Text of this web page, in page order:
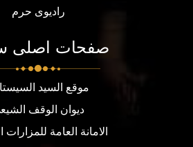
رادیوی حرم
صفحات اصلی
موقع السيد
ديوان الوقف
الامانة العامة للمزارات